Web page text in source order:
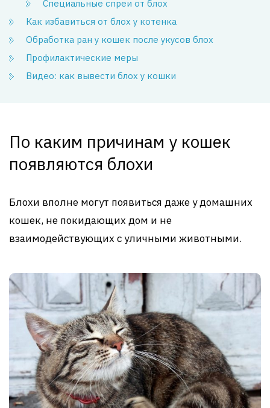
Специальные спреи от блох
Как избавиться от блох у котенка
Обработка ран у кошек после укусов блох
Профилактические меры
Видео: как вывести блох у кошки
По каким причинам у кошек
появляются блохи
Блохи вполне могут появиться даже у домашних
кошек, не покидающих дом и не
взаимодействующих с уличными животными.